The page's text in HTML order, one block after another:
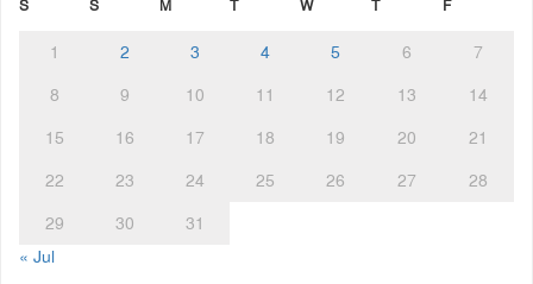
S S M T W T F
1 2 3 4 5 6
7
8
9 10 11 12 13
14
15
16 17 18 19 20
21
22
23 24 25 26 27
28
29
30
31
« Jul